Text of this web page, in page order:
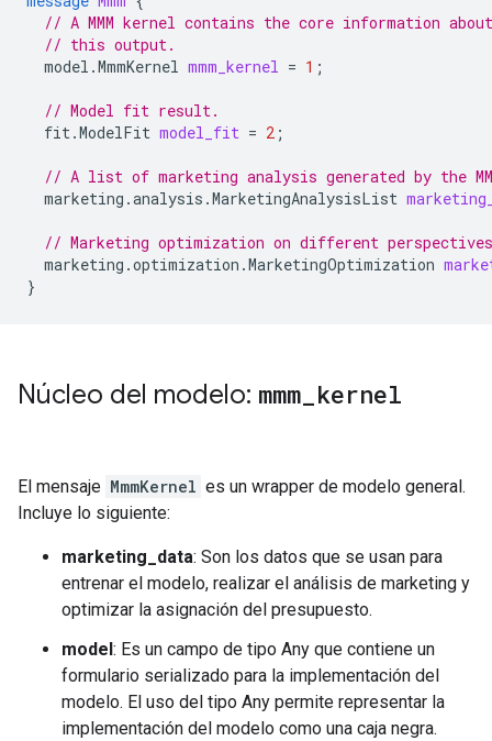
// A MMM kernel contains the core information
// this output.
model.MmmKernel mmm_kernel = 1 ;
// Model fit result.
fit.ModelFit model_fit = 2 ;
// A list of marketing analysis generated by the
marketing.analysis.MarketingAnalysisList
// Marketing optimization on different perspectives
marketing.optimization.MarketingOptimization
}
Núcleo del modelo: mmm kernel
El mensaje MmmKernel es un wrapper de modelo general.
Incluye lo siguiente:
marketing_data: Son los datos que se usan para
entrenar el modelo, realizar el análisis de marketing y
optimizar la asignación del presupuesto.
model: Es un campo de tipo Any que contiene un
formulario serializado para la implementación del
modelo. El uso del tipo Any permite representar la
implementación del modelo como una caja negra.